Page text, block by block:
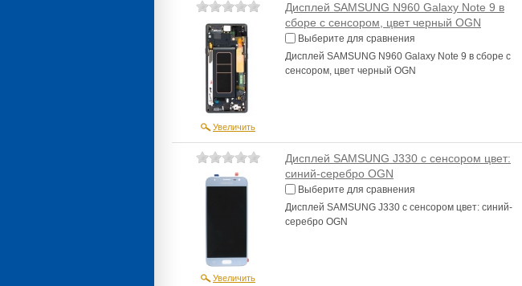
Увеличить
Дисплей SAMSUNG N960 Galaxy Note 9 в
сборе с сенсором, цвет черный OGN
Выберите для сравнения
Дисплей SAMSUNG N960 Galaxy Note 9 в сборе с
сенсором, цвет черный OGN
Увеличить
Дисплей SAMSUNG J330 с сенсором цвет:
синий-серебро OGN
Выберите для сравнения
Дисплей SAMSUNG J330 с сенсором цвет: синий-
серебро OGN